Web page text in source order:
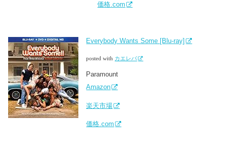
価格.com
Everybody Wants Some [Blu-ray]
posted with カエレバ
Paramount
Amazon
楽天市場
価格.com